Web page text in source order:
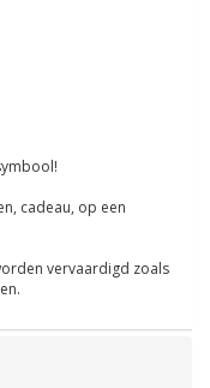
cadeau, op een
vervaardigd zoals